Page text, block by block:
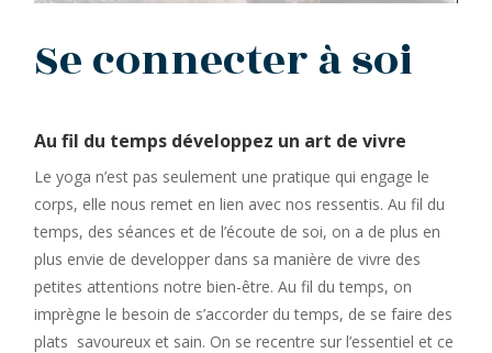
Se connecter à soi
Au fil du temps développez un art de vivre
Le yoga n’est pas seulement une pratique qui engage le
corps, elle nous remet en lien avec nos ressentis. Au fil du
temps, des séances et de l’écoute de soi, on a de plus en
plus envie de developper dans sa manière de vivre des
petites attentions notre bien-être. Au fil du temps, on
imprègne le besoin de s’accorder du temps, de se faire des
plats savoureux et sain. On se recentre sur l’essentiel et ce